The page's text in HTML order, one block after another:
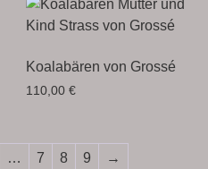
Koalabären von Grossé
110,00 €
… 7 8 9 →